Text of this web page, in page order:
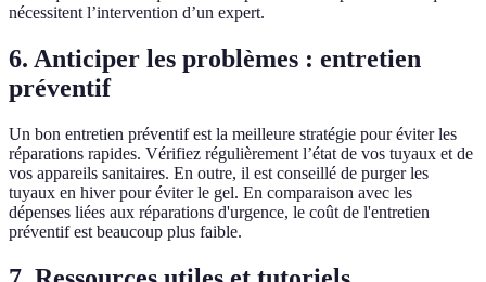
nécessitent l’intervention d’un expert.
6. Anticiper les problèmes : entretien
préventif
Un bon entretien préventif est la meilleure stratégie pour éviter les
réparations rapides. Vérifiez régulièrement l’état de vos tuyaux et de
vos appareils sanitaires. En outre, il est conseillé de purger les
tuyaux en hiver pour éviter le gel. En comparaison avec les
dépenses liées aux réparations d'urgence, le coût de l'entretien
préventif est beaucoup plus faible.